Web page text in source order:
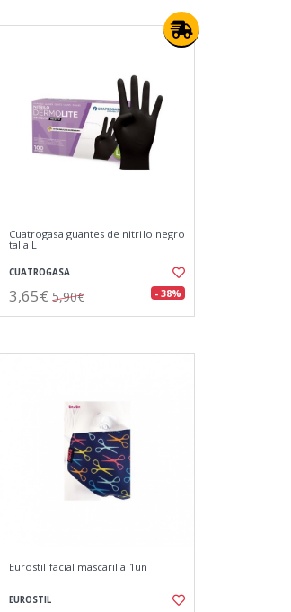
Cuatrogasa guantes de nitrilo negro
talla L
CUATROGASA
3,65€ 5,90€ - 38%
Eurostil facial mascarilla 1un
EUROSTIL